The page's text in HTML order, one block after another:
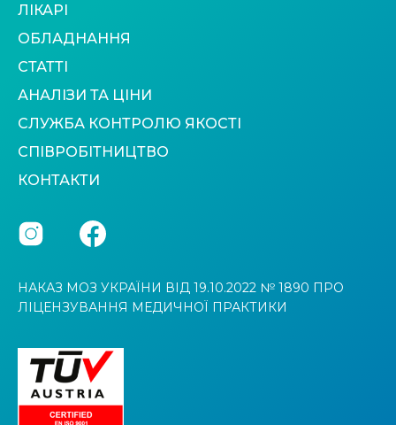
ЛІКАРІ
ОБЛАДНАННЯ
СТАТТІ
АНАЛІЗИ ТА ЦІНИ
СЛУЖБА КОНТРОЛЮ ЯКОСТІ
СПІВРОБІТНИЦТВО
КОНТАКТИ
НАКАЗ МОЗ УКРАЇНИ ВІД 19.10.2022 № 1890 ПРО
ЛІЦЕНЗУВАННЯ МЕДИЧНОЇ ПРАКТИКИ